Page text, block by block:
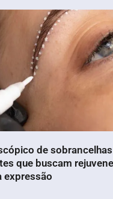
de
que buscam
expressão